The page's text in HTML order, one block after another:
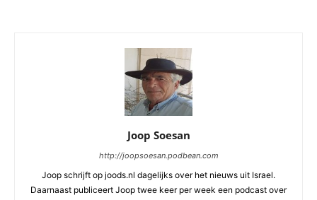
Joop Soesan
http://joopsoesan.podbean.com
Joop schrijft op joods.nl dagelijks over het nieuws uit Israel.
Daarnaast publiceert Joop twee keer per week een podcast over